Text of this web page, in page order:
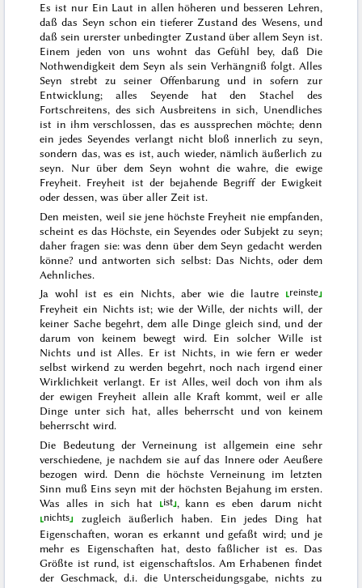
Es ist nur Ein Laut in allen höheren und besseren Lehren,
daß das Seyn schon ein tieferer Zustand des Wesens, und
daß sein urerster unbedingter Zustand über allem Seyn ist.
Einem jeden von uns wohnt das Gefühl bey, daß Die
Nothwendigkeit dem Seyn als sein Verhängniß folgt. Alles
Seyn strebt zu seiner Offenbarung und in sofern zur
Entwicklung; alles Seyende hat den Stachel des
Fortschreitens, des sich Ausbreitens in sich, Unendliches
ist in ihm verschlossen, das es aussprechen möchte; denn
ein jedes Seyendes verlangt nicht bloß innerlich zu seyn,
sondern das, was es ist, auch wieder, nämlich äußerlich zu
seyn. Nur über dem Seyn wohnt die wahre, die ewige
Freyheit. Freyheit ist der bejahende Begriff der Ewigkeit
oder dessen, was über aller Zeit ist.
Den meisten, weil sie jene höchste Freyheit nie empfanden,
scheint es das Höchste, ein Seyendes oder Subjekt zu seyn;
daher fragen sie: was denn über dem Seyn gedacht werden
könne? und antworten sich selbst: Das Nichts, oder dem
Aehnliches.
Ja wohl ist es ein Nichts, aber wie die lautre reinste
Freyheit ein Nichts ist; wie der Wille, der nichts will, der
keiner Sache begehrt, dem alle Dinge gleich sind, und der
darum von keinem bewegt wird. Ein solcher Wille ist
Nichts und ist Alles. Er ist Nichts, in wie fern er weder
selbst wirkend zu werden begehrt, noch nach irgend einer
Wirklichkeit verlangt. Er ist Alles, weil doch von ihm als
der ewigen Freyheit allein alle Kraft kommt, weil er alle
Dinge unter sich hat, alles beherrscht und von keinem
beherrscht wird.
Die Bedeutung der Verneinung ist allgemein eine sehr
verschiedene, je nachdem sie auf das Innere oder Aeußere
bezogen wird. Denn die höchste Verneinung im letzten
Sinn muß Eins seyn mit der höchsten Bejahung im ersten.
Was alles in sich hat ist , kannes eben darum nicht
nichts zugleich äußerlich haben. Ein jedes Ding hat
Eigenschaften, woran es erkannt und gefaßt wird; und je
mehr es Eigenschaften hat, desto faßlicher ist es. Das
Größte ist rund, ist eigenschaftslos. Am Erhabenen findet
der Geschmack, d.i. die Unterscheidungsgabe, nichts zu